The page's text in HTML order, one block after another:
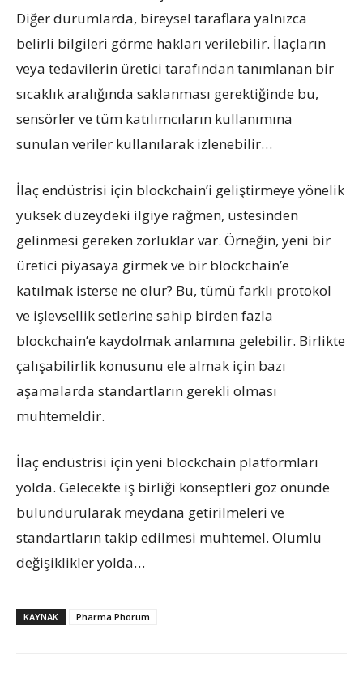
Diğer durumlarda, bireysel taraflara yalnızca
belirli bilgileri görme hakları verilebilir. İlaçların
veya tedavilerin üretici tarafından tanımlanan bir
sıcaklık aralığında saklanması gerektiğinde bu,
sensörler ve tüm katılımcıların kullanımına
sunulan veriler kullanılarak izlenebilir…
İlaç endüstrisi için blockchain’i geliştirmeye yönelik
yüksek düzeydeki ilgiye rağmen, üstesinden
gelinmesi gereken zorluklar var. Örneğin, yeni bir
üretici piyasaya girmek ve bir blockchain’e
katılmak isterse ne olur? Bu, tümü farklı protokol
ve işlevsellik setlerine sahip birden fazla
blockchain’e kaydolmak anlamına gelebilir. Birlikte
çalışabilirlik konusunu ele almak için bazı
aşamalarda standartların gerekli olması
muhtemeldir.
İlaç endüstrisi için yeni blockchain platformları
yolda. Gelecekte iş birliği konseptleri göz önünde
bulundurularak meydana getirilmeleri ve
standartların takip edilmesi muhtemel. Olumlu
değişiklikler yolda…
KAYNAK Pharma Phorum